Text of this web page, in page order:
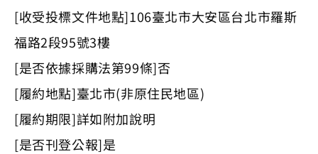
[收受投標文件地點]106臺北市大安區台北市羅斯
福路2段95號3樓
[是否依據採購法第99條]否
[履約地點]臺北市(非原住民地區)
[履約期限]詳如附加說明
[是否刊登公報]是